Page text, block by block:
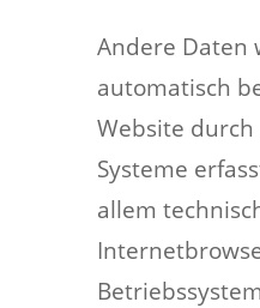
Andere Daten
automatisch
Website durch
Systeme
allem